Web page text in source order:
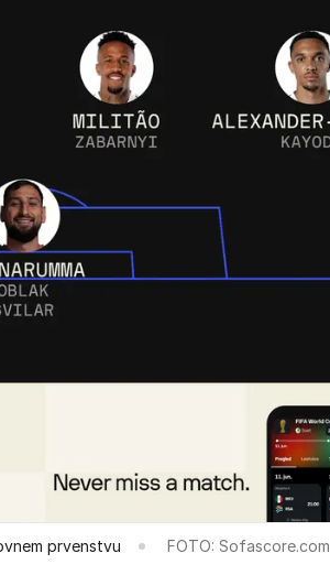
prvenstvu FOTO: Sofascore.com